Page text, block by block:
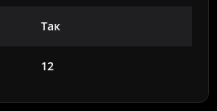
Так
12